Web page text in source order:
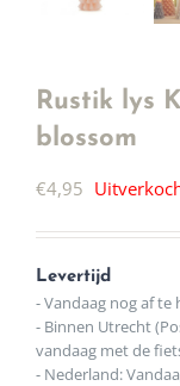
Rustik lys
blossom
€4,95
Levertijd
- Vandaag nog af
- Binnen Utrecht
vandaag met de
- Nederland: